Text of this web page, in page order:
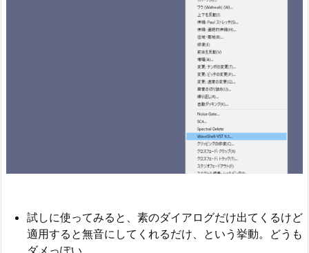
試しに使ってみると、素のダイアログだけ出てくるけど
適用すると無音にしてくれるだけ、という挙動。どうも
ダメっぽい。